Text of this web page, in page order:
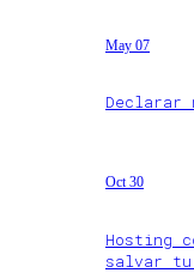
May 07
Declarar
Oct 30
Hosting
salvar